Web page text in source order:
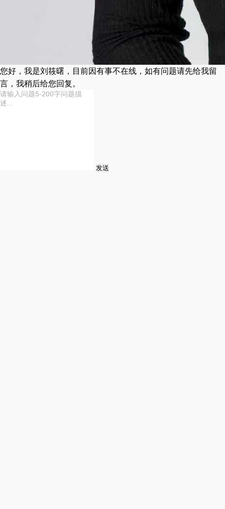
您好，我是刘筱曙，目前因有事不在线，如有问题请先给我留
言，我稍后给您回复。
发送